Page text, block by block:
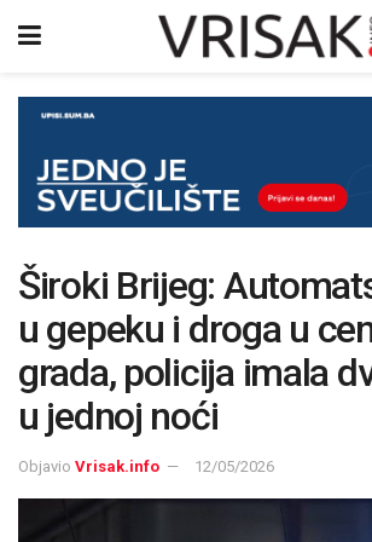
Široki Brijeg:
u gepeku i droga u
grada, policija imala
u jednoj noći
Objavio Vrisak.info 12/05/2026